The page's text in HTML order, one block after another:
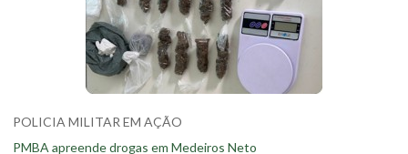
POLICIA MILITAR EM AÇÃO
PMBA apreende drogas em Medeiros Neto